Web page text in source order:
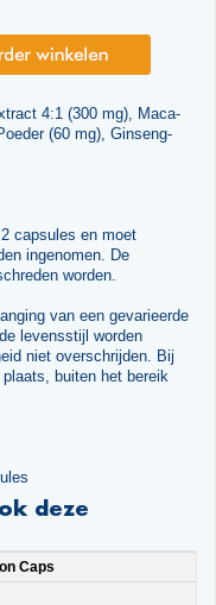
4:1 (300 mg), Maca-
(60 mg), Ginseng-
capsules en moet
ingenomen. De
worden.
van een gevarieerde
levensstijl worden
niet overschrijden. Bij
buiten het bereik
deze
Caps